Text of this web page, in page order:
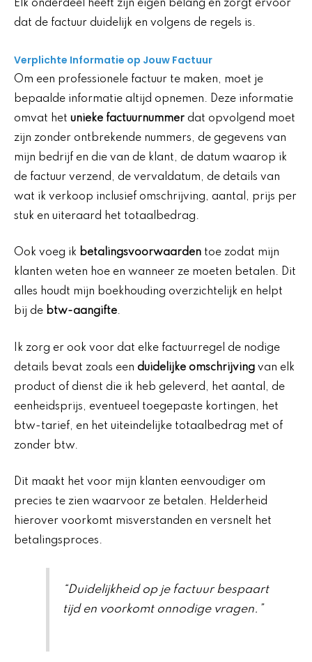
Elk onderdeel heeft zijn eigen belang en zorgt ervoor
dat de factuur duidelijk en volgens de regels is.
Verplichte Informatie op Jouw Factuur
Om een professionele factuur te maken, moet je
bepaalde informatie altijd opnemen. Deze informatie
omvat het unieke factuurnummer dat opvolgend moet
zijn zonder ontbrekende nummers, de gegevens van
mijn bedrijf en die van de klant, de datum waarop ik
de factuur verzend, de vervaldatum, de details van
wat ik verkoop inclusief omschrijving, aantal, prijs per
stuk en uiteraard het totaalbedrag.
Ook voeg ik betalingsvoorwaarden toe zodat mijn
klanten weten hoe en wanneer ze moeten betalen. Dit
alles houdt mijn boekhouding overzichtelijk en helpt
bij de btw-aangifte.
Ik zorg er ook voor dat elke factuurregel de nodige
details bevat zoals een duidelijke omschrijving van elk
product of dienst die ik heb geleverd, het aantal, de
eenheidsprijs, eventueel toegepaste kortingen, het
btw-tarief, en het uiteindelijke totaalbedrag met of
zonder btw.
Dit maakt het voor mijn klanten eenvoudiger om
precies te zien waarvoor ze betalen. Helderheid
hierover voorkomt misverstanden en versnelt het
betalingsproces.
“Duidelijkheid op je factuur bespaart
tijd en voorkomt onnodige vragen.”